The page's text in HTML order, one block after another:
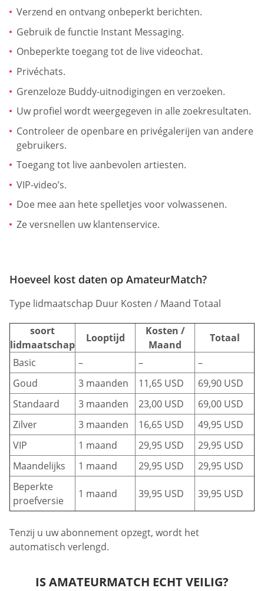
Verzend en ontvang onbeperkt berichten.
Gebruik de functie Instant Messaging.
Onbeperkte toegang tot de live videochat.
Privéchats.
Grenzeloze Buddy-uitnodigingen en verzoeken.
Uw profiel wordt weergegeven in alle zoekresultaten.
Controleer de openbare en privégalerijen van andere
gebruikers.
Toegang tot live aanbevolen artiesten.
VIP-video’s.
Doe mee aan hete spelletjes voor volwassenen.
Ze versnellen uw klantenservice.
Hoeveel kost daten op AmateurMatch?
Type lidmaatschap Duur Kosten / Maand Totaal
soort
lidmaatschap
Looptijd
Kosten /
Maand
Totaal
Basic
– –
–
Goud
3 maanden 11,65 USD
69,90 USD
Standaard
3 maanden 23,00 USD
69,00 USD
Zilver
3 maanden 16,65 USD
49,95 USD
VIP
1 maand 29,95 USD
29,95 USD
Maandelijks
1 maand 29,95 USD
29,95 USD
Beperkte
proefversie
1 maand 39,95 USD 39,95 USD
Tenzij u uw abonnement opzegt, wordt het
automatisch verlengd.
IS AMATEURMATCH ECHT VEILIG?